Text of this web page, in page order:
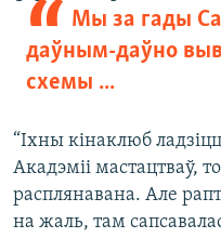
Мы за гады
даўным-даўно
схемы ...
“Іхны кінаклюб
Акадэміі мастацтваў,
расплянавана. Але
на жаль, там